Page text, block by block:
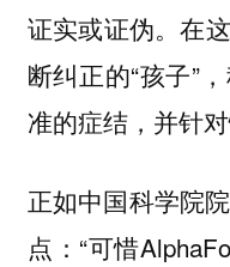
证实或证伪。在
断纠正的“孩子”
准的症结，并针对
正如中国科学院
点：“可惜